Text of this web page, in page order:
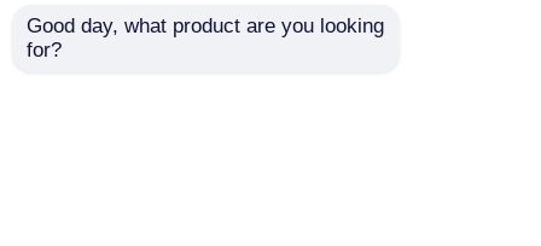
Good day, what product are you looking
for?